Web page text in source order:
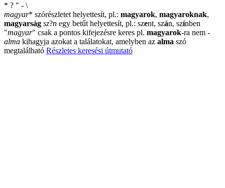
* ? " - \
magyar* szórészletet helyettesít, pl.: magyarok, magyaroknak,
magyarság sz?n egy betűt helyettesít, pl.: szent, szán, színben
"magyar" csak a pontos kifejezésre keres pl. magyarok-ra nem -
alma kihagyja azokat a találatokat, amelyben az alma szó
megtalálható Részletes keresési útmutató